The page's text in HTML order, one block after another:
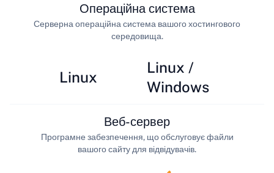
Linux
Операційна система
Серверна операційна система вашого хостингового
середовища.
Linux /
Windows
Веб-сервер
Програмне забезпечення, що обслуговує файли
вашого сайту для відвідувачів.